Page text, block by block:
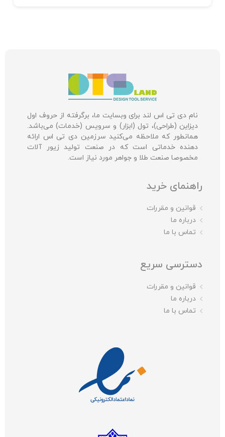
نام دی تی اس لند برای وبسایت ما، برگرفته از حروف اول
دیزاین (طراحی)، تول (ابزار) و سرویس (خدمات) می‌باشد.
همانطور که ملاحظه می‌کنید سرزمین دی تی اس ارائه
دهنده خدماتی است که در صنعت تولید زیور آلات
مخصوصا صنعت طلا و جواهر مورد نیاز است.
راهنمای خرید
قوانین و مقررات
درباره ما
تماس با ما
دسترسی سریع
قوانین و مقررات
درباره ما
تماس با ما